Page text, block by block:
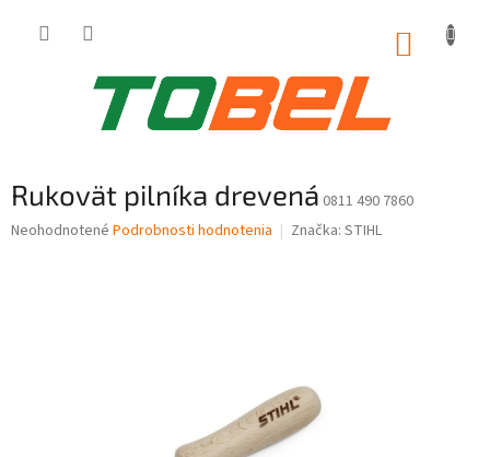
Rukovät pilníka drevená 0811 490 7860
Priemerné
Neohodnotené Podrobnosti hodnotenia Značka: STIHL